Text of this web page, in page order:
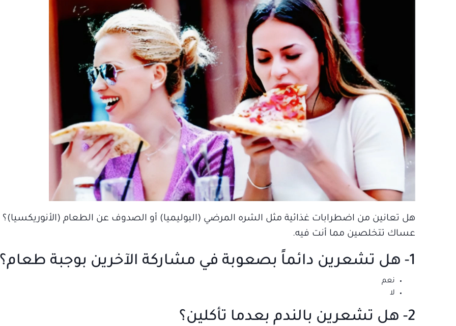
هل تعانين من اضطرابات غذائية مثل الشره المرضي (البوليميا) أو الصدوف عن الطعام
عساك تتخلصين مما أنت فيه.
1- هل تشعرين دائماً بصعوبة في مشاركة الآخرين بوجبة طعام؟
نعم
لا
2- هل تشعرين بالندم بعدما تأكلين؟